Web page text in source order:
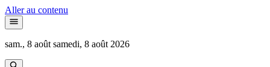
Aller au contenu
sam., 8 août samedi, 8 août 2026